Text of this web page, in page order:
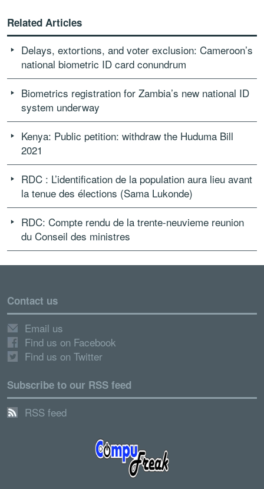
Related Articles
Delays, extortions, and voter exclusion: Cameroon’s
national biometric ID card conundrum
Biometrics registration for Zambia’s new national ID
system underway
Kenya: Public petition: withdraw the Huduma Bill
2021
RDC : L’identification de la population aura lieu avant
la tenue des élections (Sama Lukonde)
RDC: Compte rendu de la trente-neuvieme reunion
du Conseil des ministres
Contact us
Email us
Find us on Facebook
Find us on Twitter
Subscribe to our RSS feed
RSS feed